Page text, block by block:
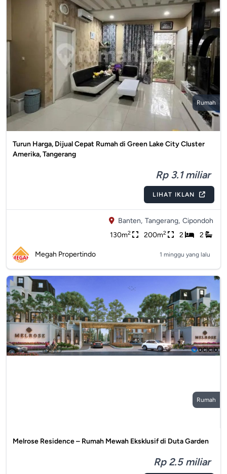
Rumah
Turun Harga, Dijual Cepat Rumah di Green Lake City Cluster
Amerika, Tangerang
Rp 3.1 miliar
LIHAT IKLAN
Banten, Tangerang, Cipondoh
130m2 200m2 2 2
Megah Propertindo 1 minggu yang lalu
Rumah
Melrose Residence – Rumah Mewah Eksklusif di Duta Garden
Rp 2.5 miliar